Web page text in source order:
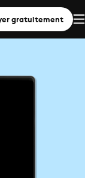
gratuitement